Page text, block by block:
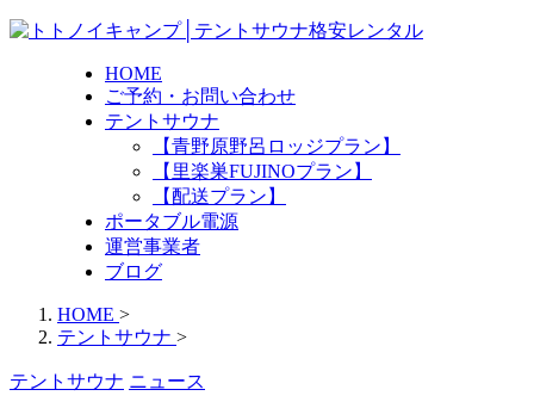
HOME
ご予約・お問い合わせ
テントサウナ
【青野原野呂ロッジプラン】
【里楽巣FUJINOプラン】
【配送プラン】
ポータブル電源
運営事業者
ブログ
HOME >
テントサウナ >
テントサウナ ニュース